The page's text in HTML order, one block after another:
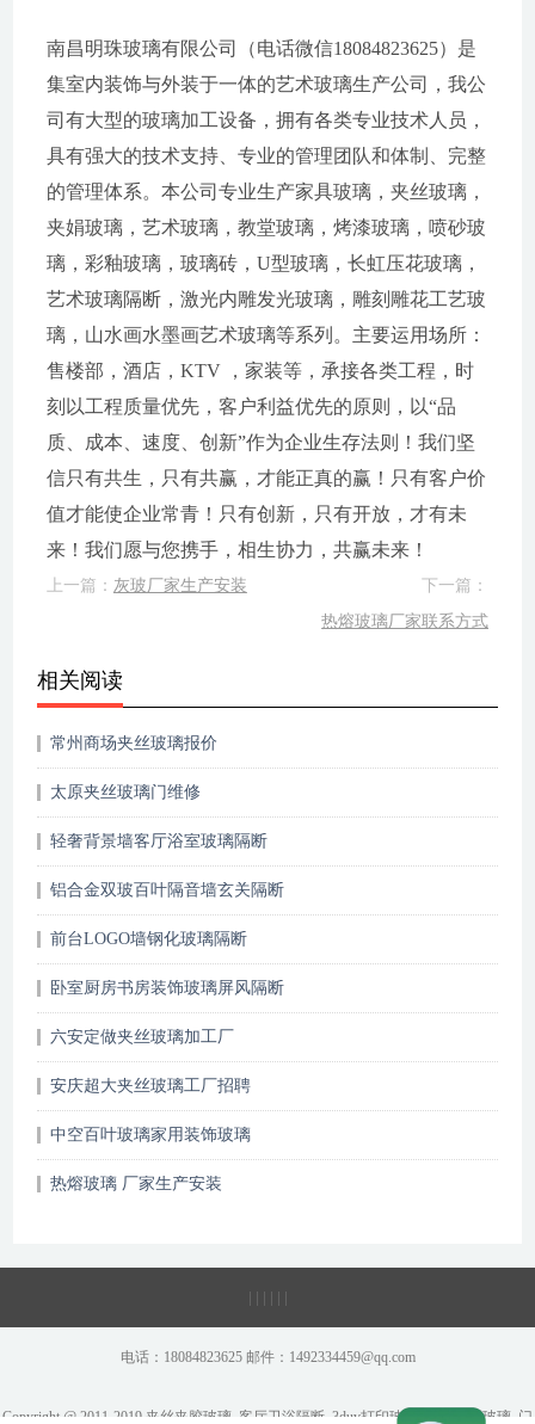
南昌明珠玻璃有限公司（电话微信18084823625）是
集室内装饰与外装于一体的艺术玻璃生产公司，我公
司有大型的玻璃加工设备，拥有各类专业技术人员，
具有强大的技术支持、专业的管理团队和体制、完整
的管理体系。本公司专业生产家具玻璃，夹丝玻璃，
夹娟玻璃，艺术玻璃，教堂玻璃，烤漆玻璃，喷砂玻
璃，彩釉玻璃，玻璃砖，U型玻璃，长虹压花玻璃，
艺术玻璃隔断，激光内雕发光玻璃，雕刻雕花工艺玻
璃，山水画水墨画艺术玻璃等系列。主要运用场所：
售楼部，酒店，KTV ，家装等，承接各类工程，时
刻以工程质量优先，客户利益优先的原则，以“品
质、成本、速度、创新”作为企业生存法则！我们坚
信只有共生，只有共赢，才能正真的赢！只有客户价
值才能使企业常青！只有创新，只有开放，才有未
来！我们愿与您携手，相生协力，共赢未来！
上一篇： 灰玻厂家生产安装
下一篇：
热熔玻璃厂家联系方式
相关阅读
常州商场夹丝玻璃报价
太原夹丝玻璃门维修
轻奢背景墙客厅浴室玻璃隔断
铝合金双玻百叶隔音墙玄关隔断
前台LOGO墙钢化玻璃隔断
卧室厨房书房装饰玻璃屏风隔断
六安定做夹丝玻璃加工厂
安庆超大夹丝玻璃工厂招聘
中空百叶玻璃家用装饰玻璃
热熔玻璃 厂家生产安装
| | | | | |
电话：18084823625 邮件：1492334459@qq.com
Copyright @ 2011-2019 夹丝夹胶玻璃_客厅卫浴隔断_3duv打印玻璃_彩绘炫彩玻璃_门